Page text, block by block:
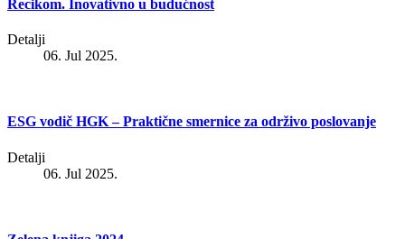
Recikom. Inovativno u budućnost
Detalji
06. Jul 2025.
ESG vodič HGK – Praktične smernice za održivo poslovanje
Detalji
06. Jul 2025.